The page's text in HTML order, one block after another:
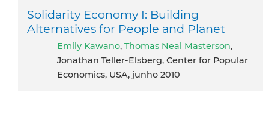
Solidarity Economy I: Building
Alternatives for People and Planet
Emily Kawano, Thomas Neal Masterson,
Jonathan Teller-Elsberg, Center for Popular
Economics, USA, junho 2010